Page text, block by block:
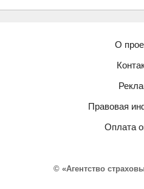
О
Правовая
Оплата
© «Агентство